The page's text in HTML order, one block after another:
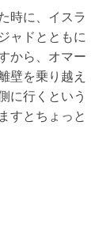
時に、イスラ
ャドとともに
から、オマー
壁を乗り越え
に行くという
すとちょっと